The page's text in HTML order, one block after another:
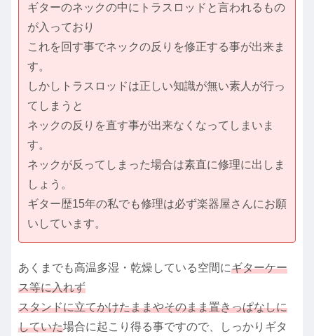
ギターのネックの中にトラスロッドと言われるもの
が入っており
これを回す事でネックの反りを修正する事が出来ま
す。
しかしトラスロッドは正しい知識が無い素人が行っ
てしまうと
ネックの反りを直す事が出来なくなってしまいま
す。
ネックが反ってしまった場合は素直に修理に出しま
しょう。
ギター歴15年の私でも修理は必ず楽器屋さんにお願
いしています。
あくまでも高温多湿・乾燥している空間にギターケー
ス等に入れず
スタンドに立てかけたままやそのまま置きっぱなしに
していた場合に起こり得る事ですので、しっかりギタ